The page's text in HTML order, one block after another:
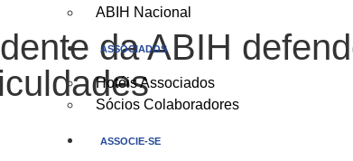
ABIH Nacional
ASSOCIADOS
Hotéis Associados
Sócios Colaboradores
ASSOCIE-SE
da ABIH